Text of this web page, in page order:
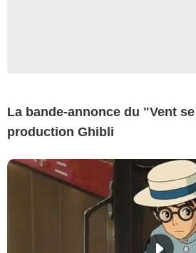
La bande-annonce du "Vent
production Ghibli